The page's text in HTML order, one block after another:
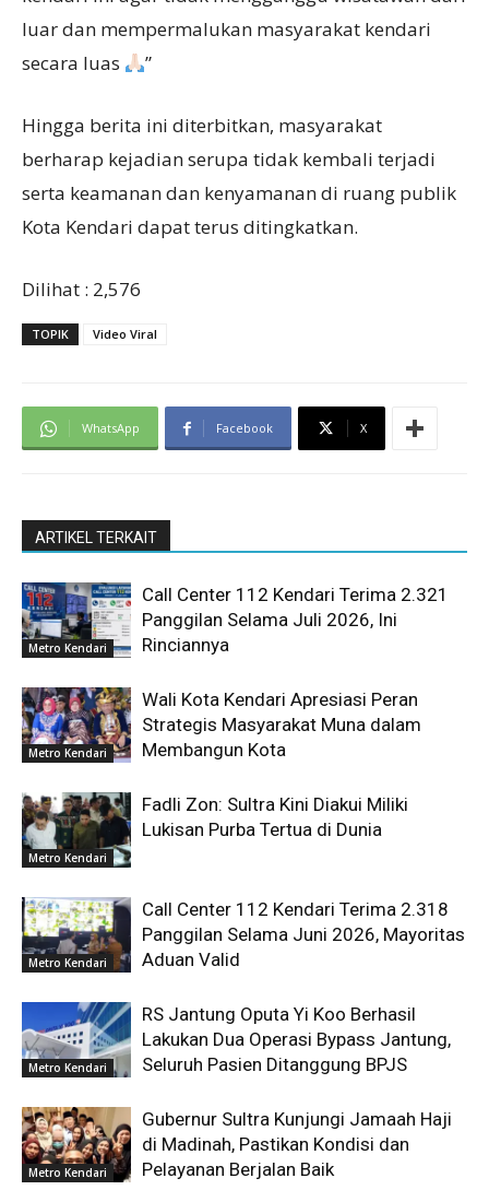
luar dan mempermalukan masyarakat kendari
secara luas
”
Hingga berita ini diterbitkan, masyarakat
berharap kejadian serupa tidak kembali terjadi
serta keamanan dan kenyamanan di ruang publik
Kota Kendari dapat terus ditingkatkan.
Dilihat : 2,576
TOPIK Video Viral
WhatsApp Facebook X
ARTIKEL TERKAIT
Metro Kendari
Call Center 112 Kendari Terima 2.321
Panggilan Selama Juli 2026, Ini
Rinciannya
Metro Kendari
Wali Kota Kendari Apresiasi Peran
Strategis Masyarakat Muna dalam
Membangun Kota
Metro Kendari
Fadli Zon: Sultra Kini Diakui Miliki
Lukisan Purba Tertua di Dunia
Metro Kendari
Call Center 112 Kendari Terima 2.318
Panggilan Selama Juni 2026, Mayoritas
Aduan Valid
Metro Kendari
RS Jantung Oputa Yi Koo Berhasil
Lakukan Dua Operasi Bypass Jantung,
Seluruh Pasien Ditanggung BPJS
Metro Kendari
Gubernur Sultra Kunjungi Jamaah Haji
di Madinah, Pastikan Kondisi dan
Pelayanan Berjalan Baik